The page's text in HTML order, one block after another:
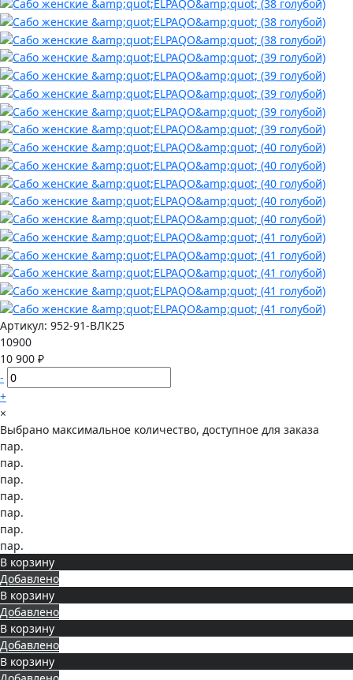
Артикул: 952-91-ВЛК25
10900
10 900 ₽
-
+
×
Выбрано максимальное количество, доступное для заказа
пар.
пар.
пар.
пар.
пар.
пар.
пар.
В корзину
Добавлено
В корзину
Добавлено
В корзину
Добавлено
В корзину